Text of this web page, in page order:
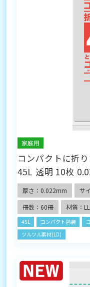
家庭用
コンパクトに折
45L 透明 10枚
厚さ：0.022mm サ
冊数：60冊
材質：
45L コンパクト包装
ツルツル素材(LD)